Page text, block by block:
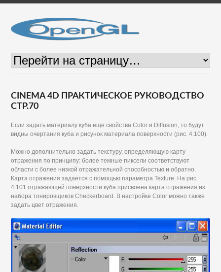
CINEMA 4D ПРАКТИЧЕСКОЕ РУКОВОДСТВО
СТР.70
Если задать материалу куба еще свойства Color и Diffusion, то будут
видны очертания куба и рисунок материала поверхности (рис. 4.100).
Можно дополнительно задать текстуру, определяющую карту
отражения по принципу: более темные пиксели соответствуют
области с более низкой отражательной способностью и обратно.
Карта отражения задается с помощью параметра Texture. На рис.
4.101 отражающей поверхности куба присвоена карта отражения из
набора тонировщиков Checkerboard. В настройке Color можно также
задать цвет отражения.